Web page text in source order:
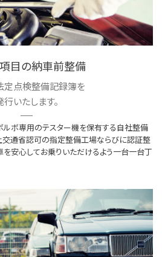
目の納車前整備
定点検整備記録簿を
行いたします。
ルボ専用のテスター機を保有する自社整備
交通省認可の指定整備工場ならびに認証整
を安心してお乗りいただけるよう一台一台丁